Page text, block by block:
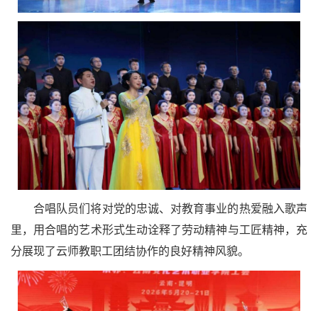
合唱队员们将对党的忠诚、对教育事业的热爱融入歌声
里，用合唱的艺术形式生动诠释了劳动精神与工匠精神，充
分展现了云师教职工团结协作的良好精神风貌。